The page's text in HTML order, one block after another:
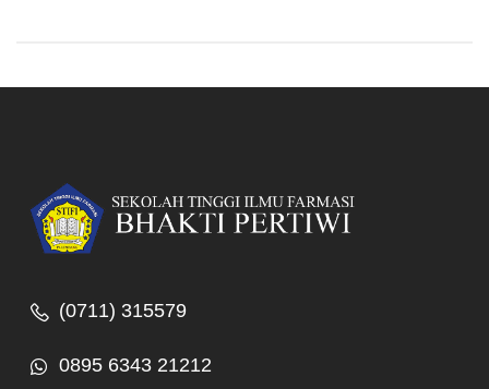
(0711) 315579
0895 6343 21212